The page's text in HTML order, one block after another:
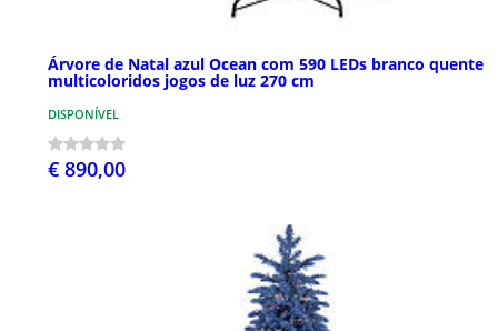
Árvore de Natal azul Ocean com 590 LEDs branco quente
multicoloridos jogos de luz 270 cm
DISPONÍVEL
€ 890,00